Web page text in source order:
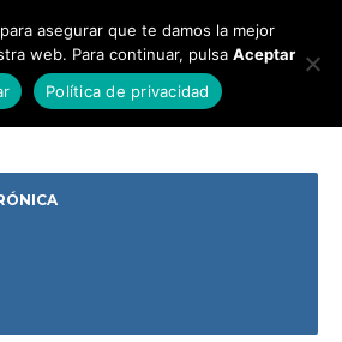
asegurar que te damos la mejor
web. Para continuar, pulsa Aceptar
Política de privacidad